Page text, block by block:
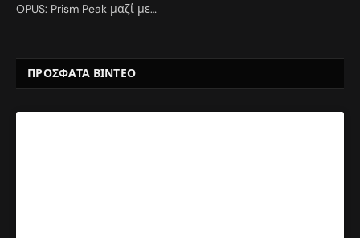
OPUS: Prism Peak μαζί με…
ΠΡΟΣΦΑΤΑ ΒΙΝΤΕΟ